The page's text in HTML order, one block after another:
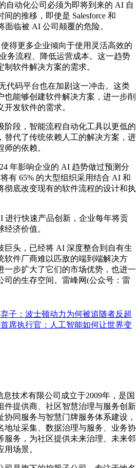
动化公司必须为即将到来的 AI 自
的推移，即使是 Salesforce 和
面临被 AI 公司颠覆的危险。
更多企业倾向于使用灵活高效的
务流程、降低运营成本。这一趋势
软件解决方案的需求。
码平台也在加剧这一冲击。这类
也能够创建软件解决方案，进一步削
发软件的需求。
段，智能流程自动化工具以更低的
替代了传统依赖人工的解决方案，进
的依赖。
年影响企业的 AI 趋势做过预测分
有 65% 的大型组织采用结合 AI 和
彻底改变现有的软件流程的设计和执
行快速产品创新，企业每年将贡
济价值。
头，已经将 AI 深度整合到自有生
软件厂商难以匹敌的端到端解决方
一步扩大了它们的市场优势，也进一
司的生存空间。雷峰网(公众号：雷
子：波士顿动力为何被追随者反超
首席执行官：人工智能如何让世界变
技术有限公司成立于2009年，是国
件提供商、社区智慧治理与服务创新
协同服务与智慧门牌服务体系建设，
地址采集、数据治理与服务、业务协
服务，为社区提供未来治理、未来邻
场景。